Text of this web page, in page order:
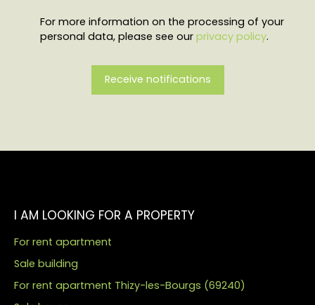
For more information on the processing of your
personal data, please see our privacy policy.
Receive notifications
I AM LOOKING FOR A PROPERTY
For rent apartment
Sale building
For rent apartment Thizy-les-Bourgs (69240)